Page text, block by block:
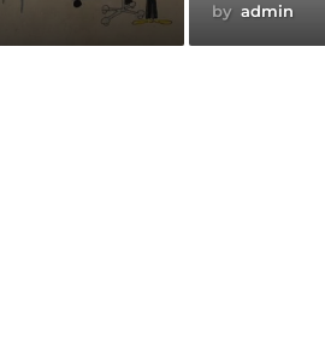
by admin